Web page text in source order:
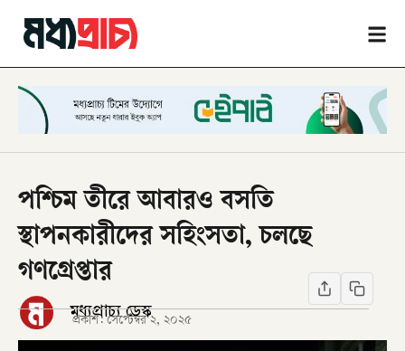
পশ্চিম তীরে আবারও বসতি
স্থাপনকারীদের সহিংসতা, চলছে
গণগ্রেপ্তার
মধ্যপ্রাচ্য ডেস্ক
প্রকাশ: সেপ্টেম্বর ২, ২০২৫